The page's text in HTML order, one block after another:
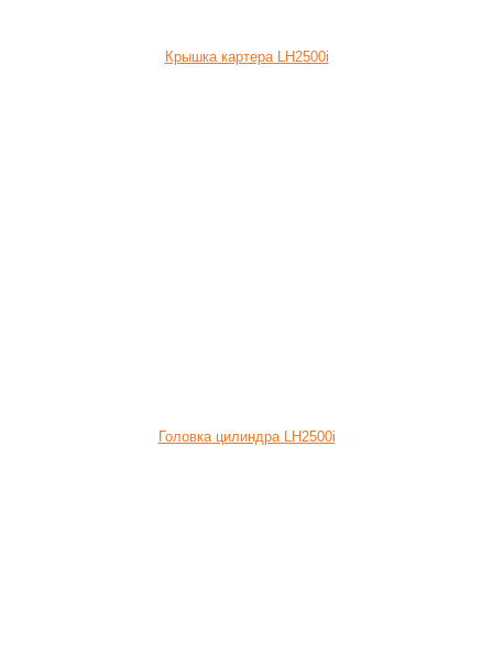
Крышка картера LH2500i
Головка цилиндра LH2500i